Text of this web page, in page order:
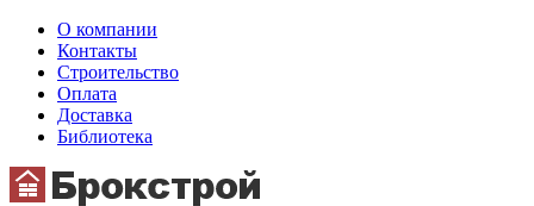
О компании
Контакты
Строительство
Оплата
Доставка
Библиотека